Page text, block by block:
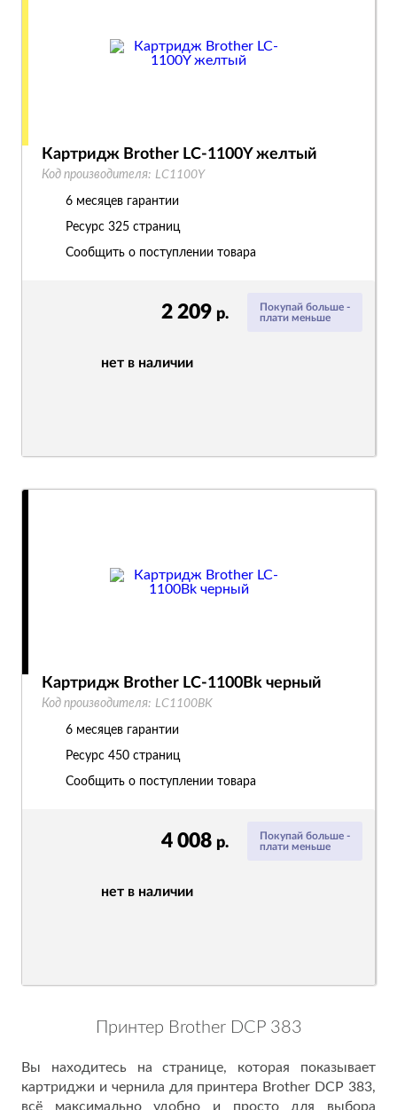
Покупай больше -
плати меньше
2 209 р.
нет в наличии
Картридж Brother LC-1100Y желтый
Код производителя: LC1100Y
6 месяцев гарантии
Ресурс 325 страниц
Сообщить о поступлении товара
Покупай больше -
плати меньше
4 008 р.
нет в наличии
Картридж Brother LC-1100Bk черный
Код производителя: LC1100BK
6 месяцев гарантии
Ресурс 450 страниц
Сообщить о поступлении товара
Принтер Brother DCP 383
Вы находитесь на странице, которая показывает
картриджи и чернила для принтера Brother DCP 383,
всё максимально удобно и просто для выбора